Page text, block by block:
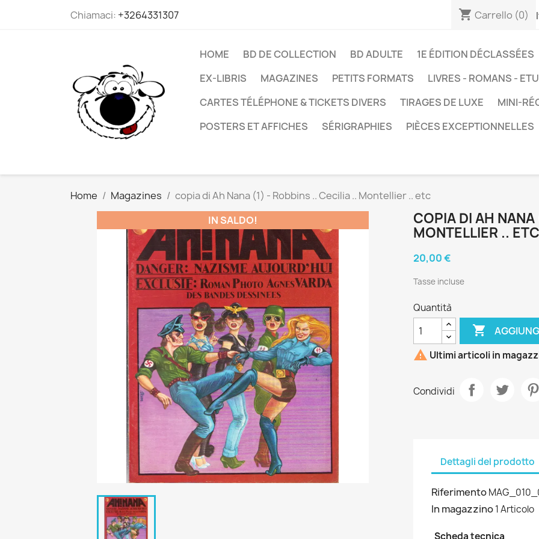
Chiamaci: +3264331307 shopping_cart Carrello (0)
HOME BD DE COLLECTION BD ADULTE 1E ÉDITION DÉCLASSÉES
EX-LIBRIS
MAGAZINES PETITS FORMATS LIVRES - ROMANS -
CARTES TÉLÉPHONE & TICKETS DIVERS
TIRAGES DE LUXE
MINI-
POSTERS ET AFFICHES
SÉRIGRAPHIES PIÈCES EXCEPTIONNELLES
Home Magazines
copia di Ah Nana (1) - Robbins .. Cecilia .. Montellier .. etc
IN SALDO!
COPIA DI AH
MONTELLIER .. ETC
20,00 €
Tasse incluse
Quantità

 Ultimi articoli in
Condividi
Dettagli del prodotto
Riferimento
In magazzino1 Articolo
Scheda tecnica